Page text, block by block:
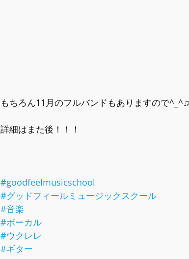
もちろん11月のフルバンドもありますので^_^♫
詳細はまた後！！！
#goodfeelmusicschool
#グッドフィールミュージックスクール
#音楽
#ボーカル
#ウクレレ
#ギター